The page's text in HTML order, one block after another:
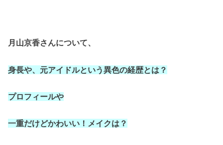
月山京香さんについて、
身長や、元アイドルという異色の経歴とは？
プロフィールや
一重だけどかわいい！メイクは？